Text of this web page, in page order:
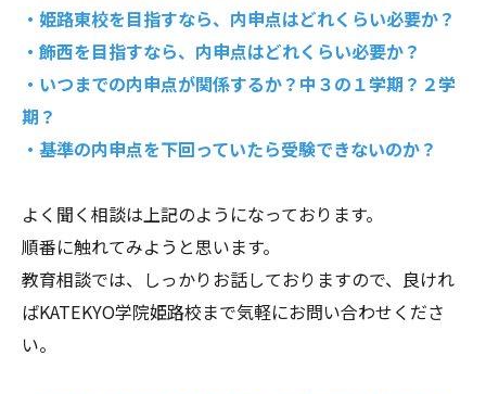
・姫路東校を目指すなら、内申点はどれくらい必要か？
・飾西を目指すなら、内申点はどれくらい必要か？
・いつまでの内申点が関係するか？中３の１学期？２学
期？
・基準の内申点を下回っていたら受験できないのか？
よく聞く相談は上記のようになっております。
順番に触れてみようと思います。
教育相談では、しっかりお話しておりますので、良けれ
ばKATEKYO学院姫路校まで気軽にお問い合わせくださ
い。